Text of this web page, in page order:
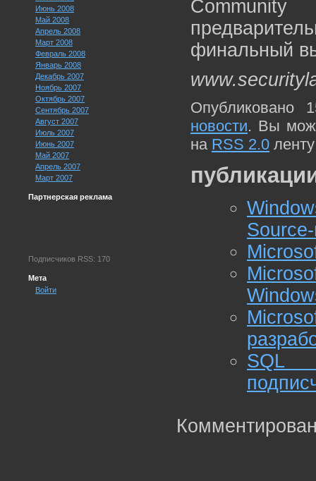
Июнь 2008
Май 2008
Апрель 2008
Март 2008
Февраль 2008
Январь 2008
Декабрь 2007
Ноябрь 2007
Октябрь 2007
Сентябрь 2007
Август 2007
Июль 2007
Июнь 2007
Май 2007
Апрель 2007
Март 2007
Партнерская реклама
Подписчиков RSS: 170
Мета
Войти
финальный
Опубликовано
новости. Вы
на RSS 2.0
SQL